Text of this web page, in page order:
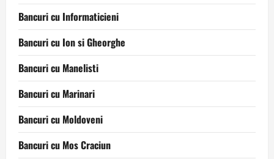
Bancuri cu Informaticieni
Bancuri cu Ion si Gheorghe
Bancuri cu Manelisti
Bancuri cu Marinari
Bancuri cu Moldoveni
Bancuri cu Mos Craciun